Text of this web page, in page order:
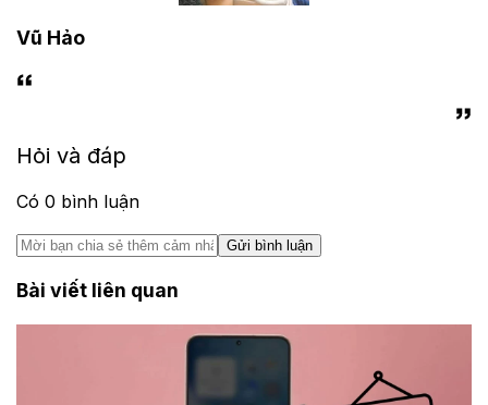
Vũ Hảo
Hỏi và đáp
Có 0 bình luận
Gửi bình luận
Bài viết liên quan